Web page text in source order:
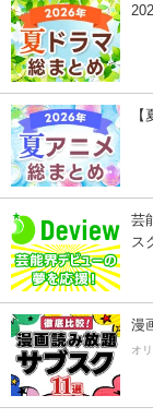
芸
ス
漫
オ